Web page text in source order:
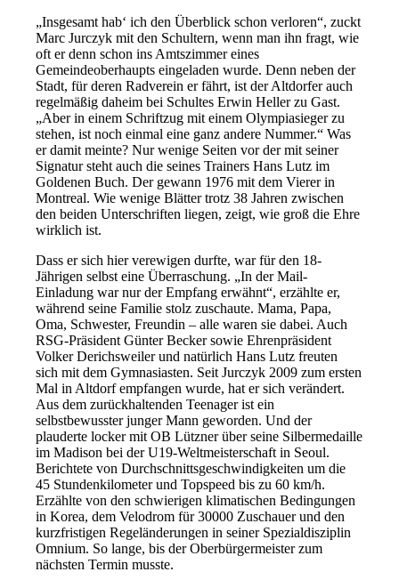
„Insgesamt hab‘ ich den Überblick schon verloren“, zuckt
Marc Jurczyk mit den Schultern, wenn man ihn fragt, wie
oft er denn schon ins Amtszimmer eines
Gemeindeoberhaupts eingeladen wurde. Denn neben der
Stadt, für deren Radverein er fährt, ist der Altdorfer auch
regelmäßig daheim bei Schultes Erwin Heller zu Gast.
„Aber in einem Schriftzug mit einem Olympiasieger zu
stehen, ist noch einmal eine ganz andere Nummer.“ Was
er damit meinte? Nur wenige Seiten vor der mit seiner
Signatur steht auch die seines Trainers Hans Lutz im
Goldenen Buch. Der gewann 1976 mit dem Vierer in
Montreal. Wie wenige Blätter trotz 38 Jahren zwischen
den beiden Unterschriften liegen, zeigt, wie groß die Ehre
wirklich ist.
Dass er sich hier verewigen durfte, war für den 18-
Jährigen selbst eine Überraschung. „In der Mail-
Einladung war nur der Empfang erwähnt“, erzählte er,
während seine Familie stolz zuschaute. Mama, Papa,
Oma, Schwester, Freundin – alle waren sie dabei. Auch
RSG-Präsident Günter Becker sowie Ehrenpräsident
Volker Derichsweiler und natürlich Hans Lutz freuten
sich mit dem Gymnasiasten. Seit Jurczyk 2009 zum ersten
Mal in Altdorf empfangen wurde, hat er sich verändert.
Aus dem zurückhaltenden Teenager ist ein
selbstbewusster junger Mann geworden. Und der
plauderte locker mit OB Lützner über seine Silbermedaille
im Madison bei der U19-Weltmeisterschaft in Seoul.
Berichtete von Durchschnittsgeschwindigkeiten um die
45 Stundenkilometer und Topspeed bis zu 60 km/h.
Erzählte von den schwierigen klimatischen Bedingungen
in Korea, dem Velodrom für 30000 Zuschauer und den
kurzfristigen Regeländerungen in seiner Spezialdisziplin
Omnium. So lange, bis der Oberbürgermeister zum
nächsten Termin musste.